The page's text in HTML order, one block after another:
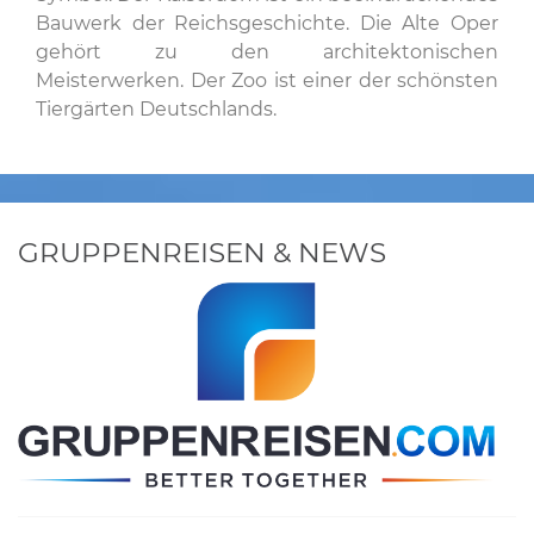
Bauwerk der Reichsgeschichte. Die Alte Oper
gehört zu den architektonischen
Meisterwerken. Der Zoo ist einer der schönsten
Tiergärten Deutschlands.
GRUPPENREISEN & NEWS